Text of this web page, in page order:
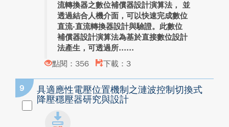
流轉換器之數位補償器設計演算法， 並
透過結合人機介面，可以快速完成數位
直流-直流轉換器設計與驗證。此數位
補償器設計演算法為基於直接數位設計
法產生，可透過所...
點閱：356
下載：3
9
具適應性電壓位置機制之漣波控制切換式
降壓穩壓器研究與設計